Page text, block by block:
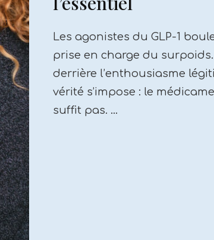
dans la prise en charge de
suis là pour vous
expertise et enthousiasme